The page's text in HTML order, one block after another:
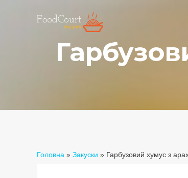
Головна » Закуски » Гарбузовий хумус з